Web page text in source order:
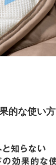
的な使い方